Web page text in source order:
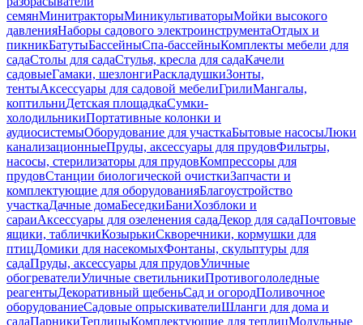
семянМинитракторыМиникультиваторыМойки высокого
давленияНаборы садового электроинструментаОтдых и
пикникБатутыБассейныСпа-бассейныКомплекты мебели для
садаСтолы для садаСтулья, кресла для садаКачели
садовыеГамаки, шезлонгиРаскладушкиЗонты,
тентыАксессуары для садовой мебелиГрилиМангалы,
коптильниДетская площадкаСумки-
холодильникиПортативные колонки и
аудиосистемыОборудование для участкаБытовые насосыЛюки
канализационныеПруды, аксессуары для прудовФильтры,
насосы, стерилизаторы для прудовКомпрессоры для
прудовСтанции биологической очисткиЗапчасти и
комплектующие для оборудованияБлагоустройство
участкаДачные домаБеседкиБаниХозблоки и
сараиАксессуары для озеленения садаДекор для садаПочтовые
ящики, табличкиКозырькиСкворечники, кормушки для
птицДомики для насекомыхФонтаны, скульптуры для
садаПруды, аксессуары для прудовУличные
обогревателиУличные светильникиПротивогололедные
реагентыДекоративный щебеньСад и огородПоливочное
оборудованиеСадовые опрыскивателиШланги для дома и
садаПарникиТеплицыКомплектующие для теплицМодульные